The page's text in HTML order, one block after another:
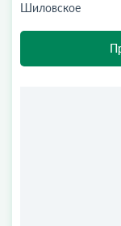
Шиловское